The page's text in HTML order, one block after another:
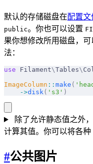
默认的存储磁盘在配置文
public。你也可以设置
果你想修改所用磁盘，
法：
use Filament\Tables\
ImageColumn :: make (
    ->
disk( 's3' )
除了允许静态值之外，
计算其值。你可以将各种
#公共图片